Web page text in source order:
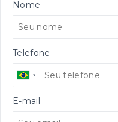
Nome
Telefone
E-mail